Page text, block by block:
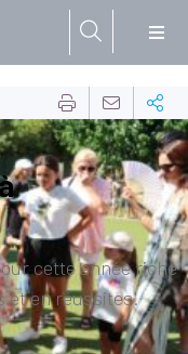
cette année riche
et en réussites.